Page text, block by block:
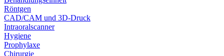
Röntgen
CAD/CAM und 3D-Druck
Intraoralscanner
Hygiene
Prophylaxe
Chirurgie